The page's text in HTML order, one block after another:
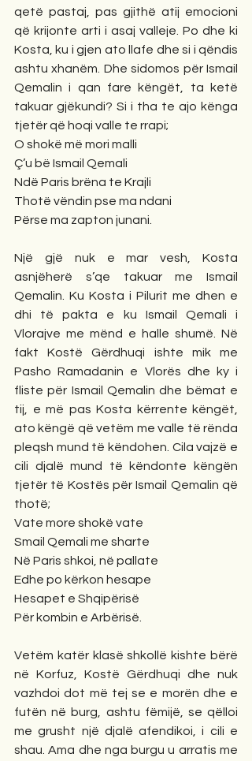
qetë pastaj, pas gjithë atij emocioni
që krijonte arti i asaj valleje. Po dhe ki
Kosta, ku i gjen ato llafe dhe si i qëndis
ashtu xhanëm. Dhe sidomos për Ismail
Qemalin i qan fare këngët, ta ketë
takuar gjëkundi? Si i tha te ajo kënga
tjetër që hoqi valle te rrapi;
O shokë më mori malli
Ç’u bë Ismail Qemali
Ndë Paris brëna te Krajli
Thotë vëndin pse ma ndani
Përse ma zapton junani.
Një gjë nuk e mar vesh, Kosta
asnjëherë s’qe takuar me Ismail
Qemalin. Ku Kosta i Pilurit me dhen e
dhi të pakta e ku Ismail Qemali i
Vlorajve me mënd e halle shumë. Në
fakt Kostë Gërdhuqi ishte mik me
Pasho Ramadanin e Vlorës dhe ky i
fliste për Ismail Qemalin dhe bëmat e
tij, e më pas Kosta kërrente këngët,
ato këngë që vetëm me valle të rënda
pleqsh mund të këndohen. Cila vajzë e
cili djalë mund të këndonte këngën
tjetër të Kostës për Ismail Qemalin që
thotë;
Vate more shokë vate
Smail Qemali me sharte
Në Paris shkoi, në pallate
Edhe po kërkon hesape
Hesapet e Shqipërisë
Për kombin e Arbërisë.
Vetëm katër klasë shkollë kishte bërë
në Korfuz, Kostë Gërdhuqi dhe nuk
vazhdoi dot më tej se e morën dhe e
futën në burg, ashtu fëmijë, se qëlloi
me grusht një djalë afendikoi, i cili e
shau. Ama dhe nga burgu u arratis me